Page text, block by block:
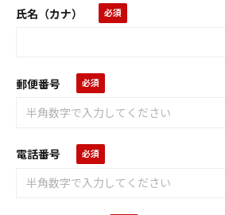
氏名（カナ）
郵便番号
電話番号